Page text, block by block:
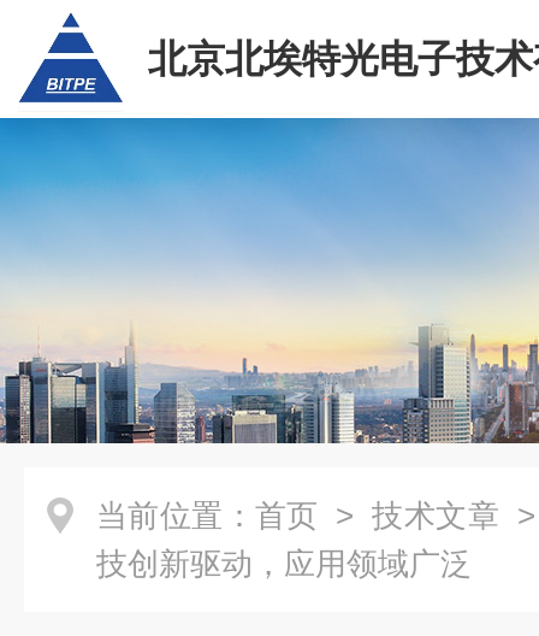
北京北埃特光电子技
任公司
当前位置： 首页 > 技术文章
技创新驱动，应用领域广泛